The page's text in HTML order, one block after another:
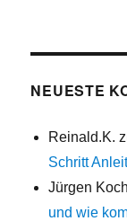
NEUESTE
Reinald.K.
Schritt
Jürgen Koch
und wie